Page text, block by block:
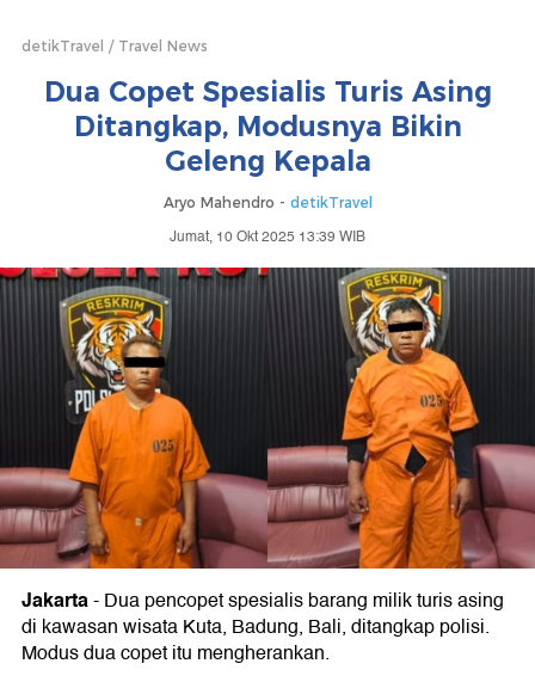
detikTravel Travel News
Dua Copet Spesialis Turis Asing
Ditangkap, Modusnya Bikin
Geleng Kepala
Aryo Mahendro - detikTravel
Jumat, 10 Okt 2025 13:39 WIB
Jakarta-Dua pencopet spesialis barang milik turis asing
di kawasan wisata Kuta, Badung, Bali, ditangkap polisi.
Modus dua copet itu mengherankan.